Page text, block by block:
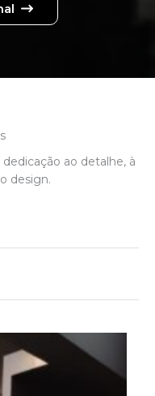
ao detalhe, à
design.